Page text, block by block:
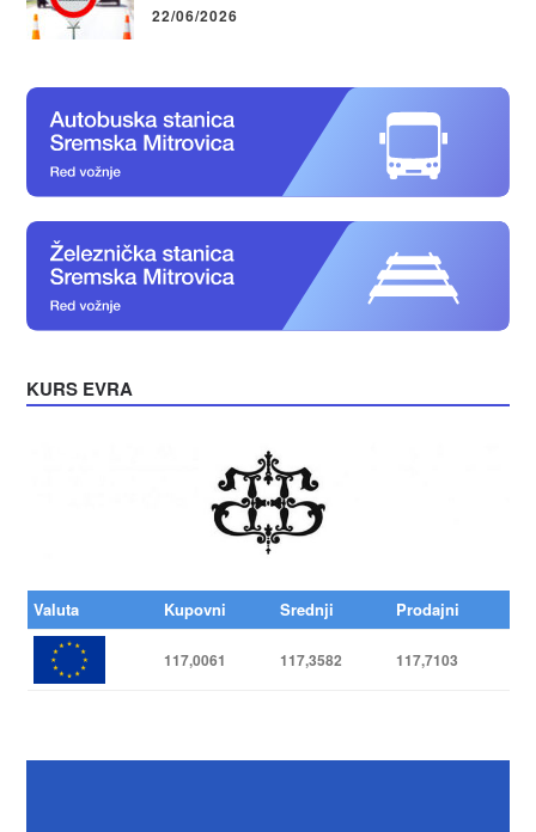
22/06/2026
KURS EVRA
Valuta Kupovni Srednji Prodajni
117,0061 117,3582 117,7103